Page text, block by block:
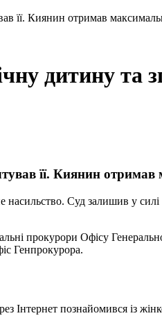
її. Киянин отримав
дитину
її. Киянин
насильство. Суд залишив у
Генпрокурора.
Інтернет познайомився із